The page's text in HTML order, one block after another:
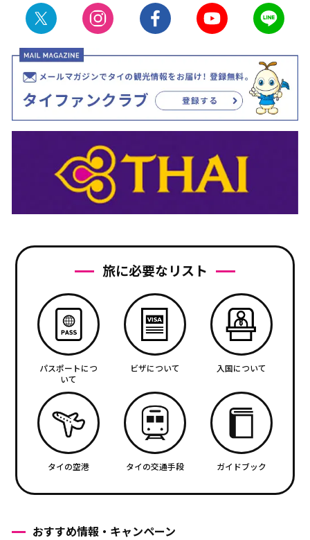
旅に必要なリスト
パスポートにつ
いて
ビザについて 入国について
タイの空港 タイの交通手段 ガイドブック
おすすめ情報・キャンペーン